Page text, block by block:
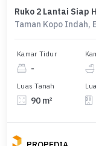
Ruko 2 Lantai Siap
Taman Kopo Indah,
Kamar Tidur
-
Luas Tanah
90 m²